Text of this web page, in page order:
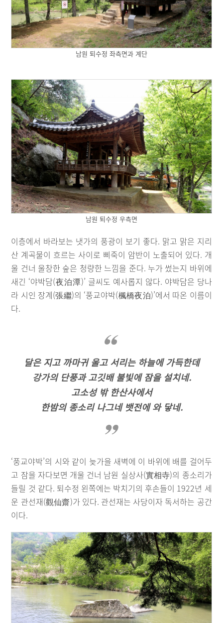
남원 퇴수정 좌측면과 계단
남원 퇴수정 우측면
이층에서 바라보는 냇가의 풍광이 보기 좋다. 맑고 맑은 지리
산 계곡물이 흐르는 사이로 삐죽이 암반이 노출되어 있다. 개
울 건너 울창한 숲은 청량한 느낌을 준다. 누가 썼는지 바위에
새긴 ‘야박담(夜泊潭)’ 글씨도 예사롭지 않다. 야박담은 당나
라 시인 장계(張繼)의 ‘풍교야박(楓橋夜泊)’에서 따온 이름이
다.
달은 지고 까마귀 울고 서리는 하늘에 가득한데
강가의 단풍과 고깃배 불빛에 잠을 설치네.
고소성 밖 한산사에서
한밤의 종소리 나그네 뱃전에 와 닿네.
‘풍교야박’의 시와 같이 늦가을 새벽에 이 바위에 배를 걸어두
고 잠을 자다보면 개울 건너 남원 실상사(實相寺)의 종소리가
들릴 것 같다. 퇴수정 왼쪽에는 박치기의 후손들이 1922년 세
운 관선재(觀仙齋)가 있다. 관선재는 사당이자 독서하는 공간
이다.